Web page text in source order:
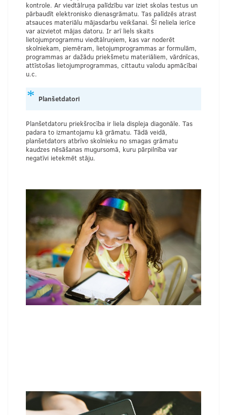
kontrole. Ar viedtālruņa palīdzību var iziet skolas testus un
pārbaudīt elektronisko dienasgrāmatu. Tas palīdzēs atrast
atsauces materiālu mājasdarbu veikšanai. Šī neliela ierīce
var aizvietot mājas datoru. Ir arī liels skaits
lietojumprogrammu viedtālruņiem, kas var noderēt
skolniekam, piemēram, lietojumprogrammas ar formulām,
programmas ar dažādu priekšmetu materiāliem, vārdnīcas,
attīstošas lietojumprogrammas, cittautu valodu apmācībai
u.c.
Planšetdatori
Planšetdatoru priekšrocība ir liela displeja diagonāle. Tas
padara to izmantojamu kā grāmatu. Tādā veidā,
planšetdators atbrīvo skolnieku no smagas grāmatu
kaudzes nēsāšanas mugursomā, kuru pārpilnība var
negatīvi ietekmēt stāju.